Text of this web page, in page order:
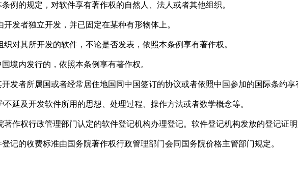
例的规定，对软件享有著作权的自然人、法人或者其他组织。
发者独立开发，并已固定在某种有形物体上。
对其所开发的软件，不论是否发表，依照本条例享有著作权。
境内发行的，依照本条例享有著作权。
发者所属国或者经常居住地国同中国签订的协议或者依照中国参加的国际条约
延及开发软件所用的思想、处理过程、操作方法或者数学概念等。
作权行政管理部门认定的软件登记机构办理登记。软件登记机构发放的登记证
记的收费标准由国务院著作权行政管理部门会同国务院价格主管部门规定。